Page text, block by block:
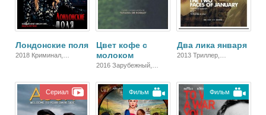
Лондонские поля
2018 Криминал,
Цвет кофе с
молоком
2016 Зарубежный,
Два лика января
2013 Триллер,
Сериал Фильм Фильм